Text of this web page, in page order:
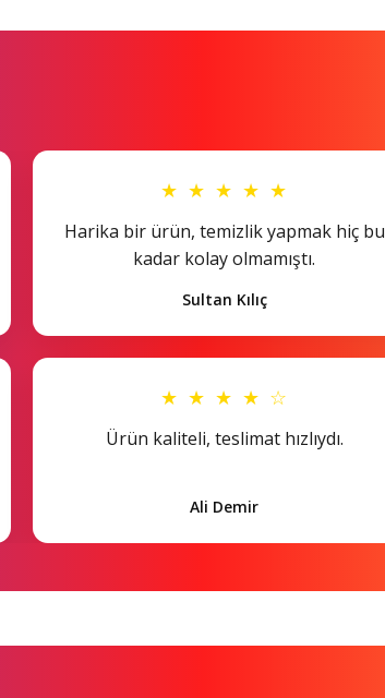
★ ★ ★ ★ ★
Harika bir ürün, temizlik yapmak hiç bu
kadar kolay olmamıştı.
Sultan Kılıç
★ ★ ★ ★ ☆
Ürün kaliteli, teslimat hızlıydı.
Ali Demir